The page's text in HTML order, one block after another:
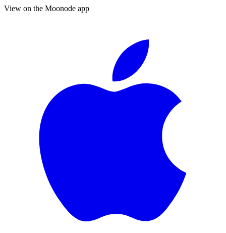
View on the Moonode app